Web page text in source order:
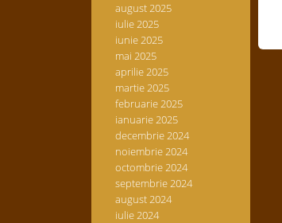
august 2025
iulie 2025
iunie 2025
mai 2025
aprilie 2025
martie 2025
februarie 2025
ianuarie 2025
decembrie 2024
noiembrie 2024
octombrie 2024
septembrie 2024
august 2024
iulie 2024